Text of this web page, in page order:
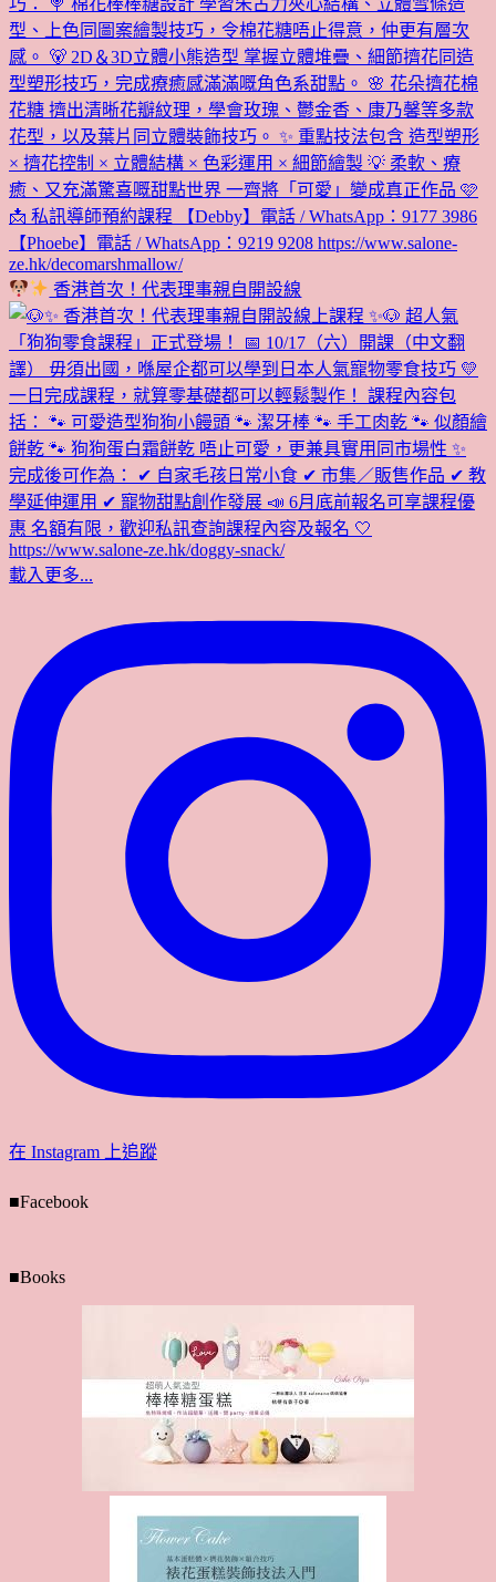
香港首次！代表理事親自開設線
載入更多...
在 Instagram 上追蹤
■Facebook
■Books